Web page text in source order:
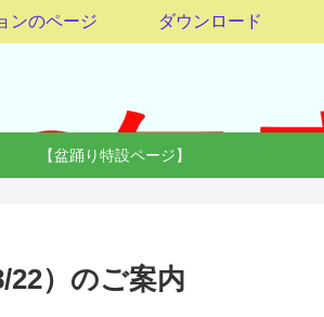
ンのページ ダウンロード
【盆踊り特設ページ】
）のご案内